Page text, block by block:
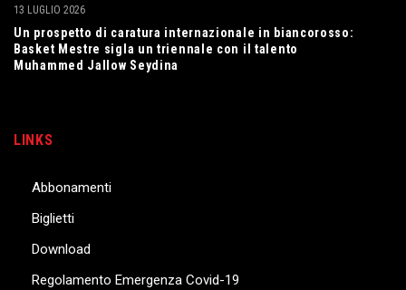
Un prospetto di caratura internazionale in biancorosso:
Basket Mestre sigla un triennale con il talento
Muhammed Jallow Seydina
13 LUGLIO 2026
LINKS
Abbonamenti
Biglietti
Download
Regolamento Emergenza Covid-19